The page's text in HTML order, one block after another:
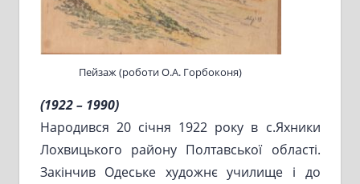
Пейзаж (роботи О.А. Горбоконя)
(1922 – 1990)
Народився 20 січня 1922 року в с.Яхники
Лохвицького району Полтавської області.
Закінчив Одеське художнє училище і до